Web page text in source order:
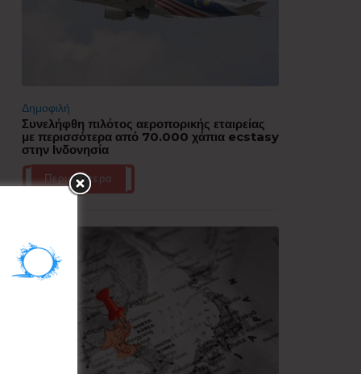
Δημοφιλή
Συνελήφθη πιλότος αεροπορικής εταιρείας
με περισσότερα από 70.000 χάπια ecstasy
στην Ινδονησία
Περισσότερα